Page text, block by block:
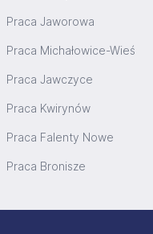
Praca Jaworowa
Praca Michałowice-Wieś
Praca Jawczyce
Praca Kwirynów
Praca Falenty Nowe
Praca Bronisze